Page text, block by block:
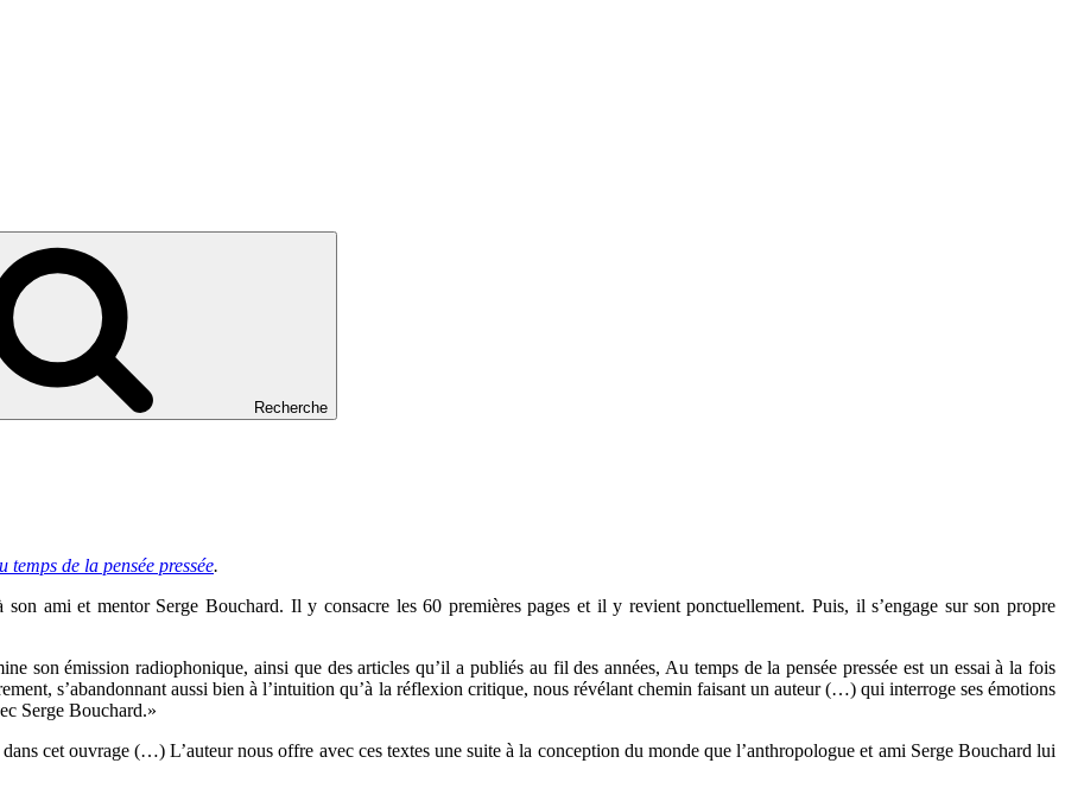
Recherche
temps de la pensée pressée.
son ami et mentor Serge Bouchard. Il y consacre les 60 premières pages et il y revient ponctuellement. Puis, il s’engage sur son propre
son émission radiophonique, ainsi que des articles qu’il a publiés au fil des années, Au temps de la pensée pressée est un essai à la fois
s’abandonnant aussi bien à l’intuition qu’à la réflexion critique, nous révélant chemin faisant un auteur (…) qui interroge ses émotions
Serge Bouchard.»
cet ouvrage (…) L’auteur nous offre avec ces textes une suite à la conception du monde que l’anthropologue et ami Serge Bouchard lui